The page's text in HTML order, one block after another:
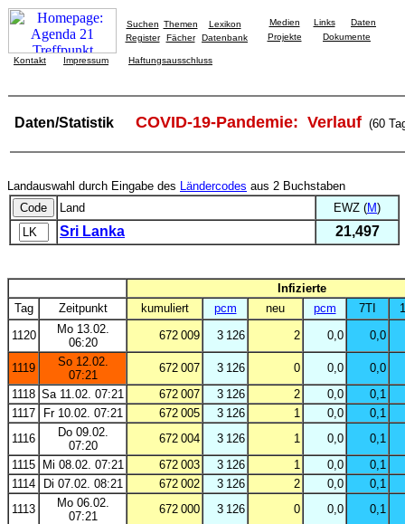
Suchen Themen
Lexikon
Register
Fächer Datenbank
Medien Links
Daten
Projekte
Dokumente
Kontakt Impressum Haftungsausschluss
Daten/Statistik COVID-19-Pandemie: Verlauf (60
Landauswahl durch Eingabe des Ländercodes aus 2 Buchstaben
Land
EWZ (M)
Sri Lanka 21,497
Infizierte
Tag
Zeitpunkt kumuliert pcm neu pcm 7TI
1120
Mo 13.02.
06:20
672 009 3 126 2 0,0 0,0
1119
So 12.02.
07:21
672 007 3 126 0 0,0
0,0
1118 Sa 11.02. 07:21 672 007 3 126 2 0,0
0,1
1117
Fr 10.02. 07:21 672 005 3 126 1 0,0
0,1
1116
Do 09.02.
07:20
672 004 3 126 1 0,0
0,1
1115
Mi 08.02. 07:21 672 003 3 126 1 0,0
0,1
1114
Di 07.02. 08:21 672 002 3 126 2 0,0
0,1
1113
Mo 06.02.
07:21
672 000 3 126 0 0,0 0,1